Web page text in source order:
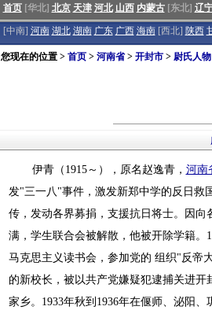
首页[华北] 北京 天津 河北 山西 内蒙古[东北] 辽
[中南] 河南 湖北 湖南 广东 广西 海南[西北] 陕西
您现在的位置 > 首页> 河南省> 开封市> 尉氏人物
伊青（1915～），原名赵逸青， 河南
发"三一八"事件，激发新郑中学的反日救
传，发动各界募捐，支援抗日将士。因
满，学生联合会被解散，他被开除学籍。
马克思主义读书会，参加党的 组织"反帝
的新校长，被以共产党嫌疑犯逮捕关进
家乡。1933年秋到1936年在偃师、泌阳